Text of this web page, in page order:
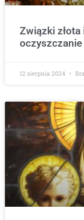
Związki złota
12 sierpnia 2024